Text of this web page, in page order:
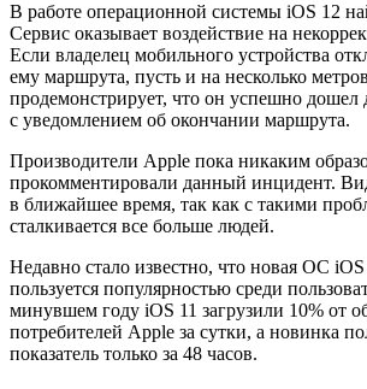
В работе операционной системы iOS 12
Сервис оказывает воздействие на
Если владелец мобильного устройства
ему маршрута, пусть и на несколько
продемонстрирует, что он успешно дошел
с уведомлением об окончании маршрута.
Производители Apple пока никаким
прокомментировали данный инцидент.
в ближайшее время, так как с такими
сталкивается все больше людей.
Недавно стало известно, что новая OC
пользуется популярностью среди
минувшем году iOS 11 загрузили 10% от
потребителей Apple за сутки, а новинка
показатель только за 48 часов.